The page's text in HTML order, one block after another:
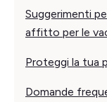
Suggerimenti
affitto per le
Proteggi la tua
Domande